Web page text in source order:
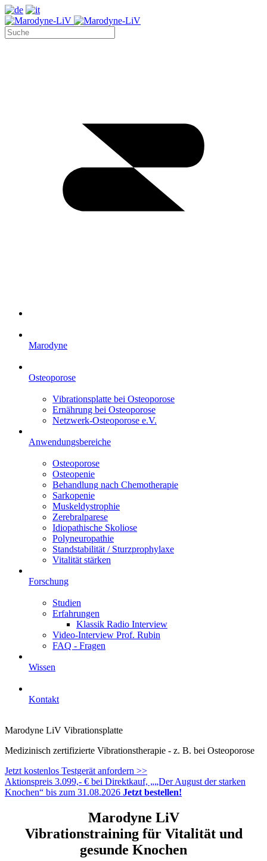
Marodyne
Osteoporose
Vibrationsplatte bei Osteoporose
Ernährung bei Osteoporose
Netzwerk-Osteoporose e.V.
Anwendungsbereiche
Osteoporose
Osteopenie
Behandlung nach Chemotherapie
Sarkopenie
Muskeldystrophie
Zerebralparese
Idiopathische Skoliose
Polyneuropathie
Standstabilität / Sturzprophylaxe
Vitalität stärken
Forschung
Studien
Erfahrungen
Klassik Radio Interview
Video-Interview Prof. Rubin
FAQ - Fragen
Wissen
Kontakt
Marodyne LiV Vibrationsplatte
Medizinisch zertifizierte Vibrationstherapie - z. B. bei Osteoporose
Jetzt kostenlos Testgerät anfordern >>
Aktionspreis 3.099,- € bei Direktkauf, „„Der August der starken
Knochen“ bis zum 31.08.2026 Jetzt bestellen!
Marodyne LiV
Vibrationstraining für Vitalität und
gesunde Knochen